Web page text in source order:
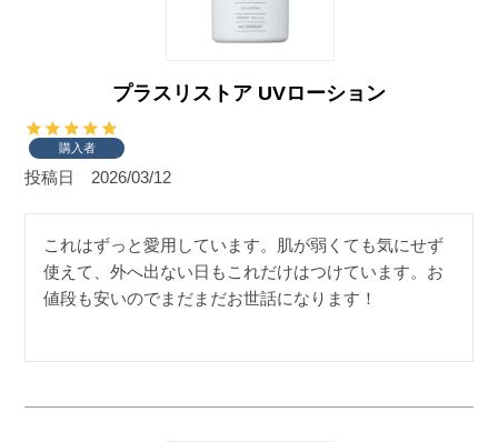
プラスリストア UVローション
購入者
投稿日 2026/03/12
これはずっと愛用しています。肌が弱くても気にせず
使えて、外へ出ない日もこれだけはつけています。お
値段も安いのでまだまだお世話になります！